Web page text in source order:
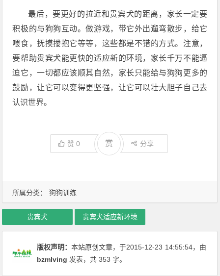
所属分类： 狗狗训练
最后，要更好的拉近和贵宾犬的距离，家长一定要
积极的与狗狗互动。做游戏，带它外出遛弯散步，给它
喂食，抚摸搂抱它等等，这些都是不错的方式。注意，
要帮助贵宾犬能更快的适应新的环境，家长千万不能逼
迫它，一切都应该顺其自然，家长只能给与狗狗更多的
鼓励，让它可以变得更坚强，让它可以壮大胆子自己去
认识世界。
赞0 赏 分享
贵宾犬 贵宾犬适应新环境
版权声明：本站原创文章，于2015-12-23 14:55:54，由
bzmlving 发表，共 353 字。